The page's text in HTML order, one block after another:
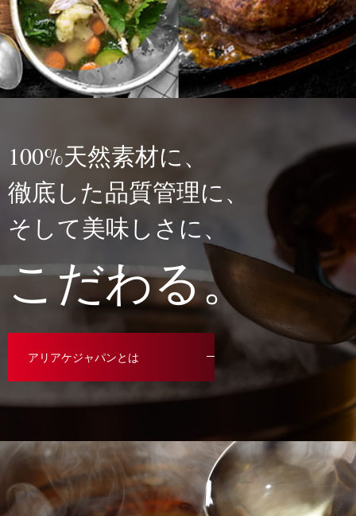
100%天然素材に、
徹底した品質管理に、
そして美味しさに、
こだわる。
アリアケジャパンとは